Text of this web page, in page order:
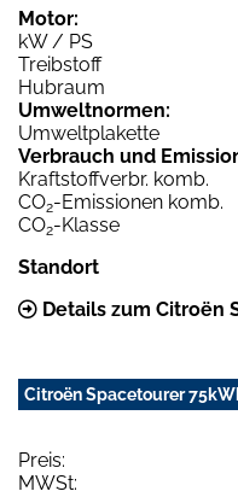
Motor:
kW / PS
Treibstoff
Hubraum
Umweltnormen:
Umweltplakette
Verbrauch und
Kraftstoffverbr. komb.
CO2-Emissionen komb.
CO2-Klasse
Standort
Details zum Citroën
Citroën Spacetourer
Preis:
MWSt: